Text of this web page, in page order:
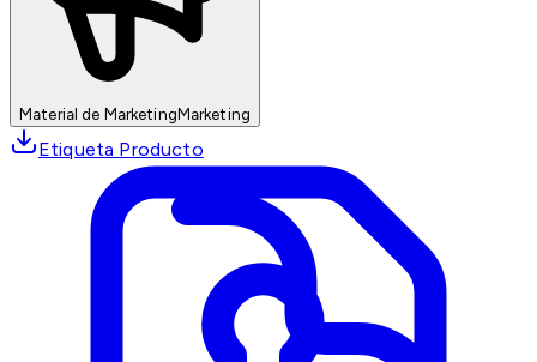
Material de MarketingMarketing
Etiqueta Producto